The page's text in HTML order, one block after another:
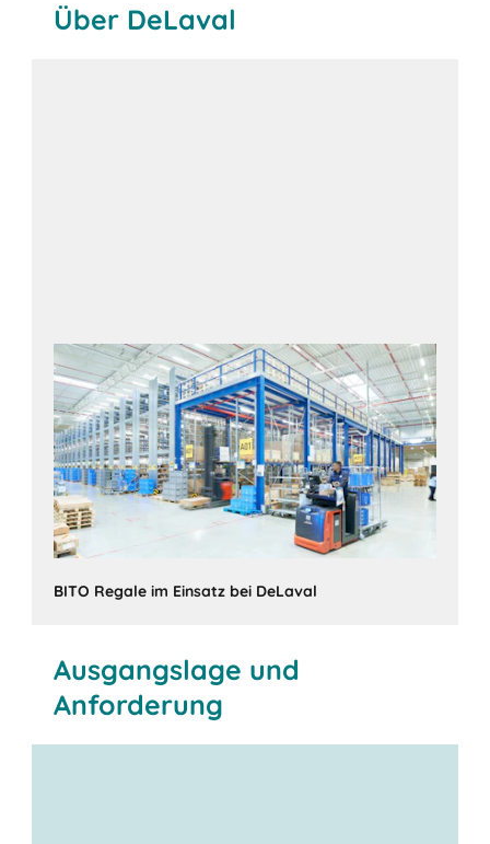
Über DeLaval
BITO Regale im Einsatz bei DeLaval
Ausgangslage und
Anforderung